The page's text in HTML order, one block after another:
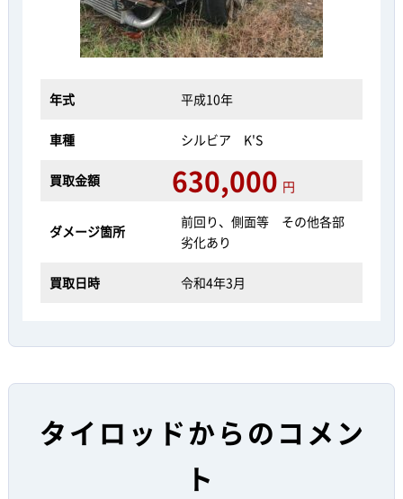
年式 平成10年
車種 シルビア K'S
買取金額 630,000 円
ダメージ箇所
前回り、側面等 その他各部
劣化あり
買取日時 令和4年3月
タイロッドからのコメン
ト